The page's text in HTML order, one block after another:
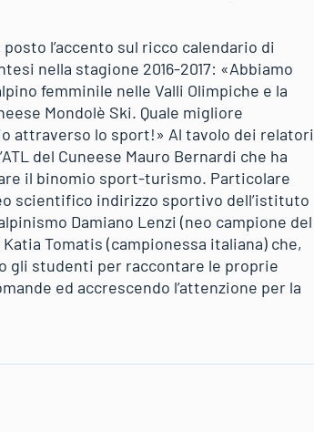
l’accento sul ricco calendario di
nella stagione 2016-2017: «Abbiamo
femminile nelle Valli Olimpiche e la
Mondolè Ski. Quale migliore
attraverso lo sport!» Al tavolo dei relatori
del Cuneese Mauro Bernardi che ha
il binomio sport-turismo. Particolare
scientifico indirizzo sportivo dell’istituto
Damiano Lenzi (neo campione del
Tomatis (campionessa italiana) che,
gli studenti per raccontare le proprie
ed accrescendo l’attenzione per la